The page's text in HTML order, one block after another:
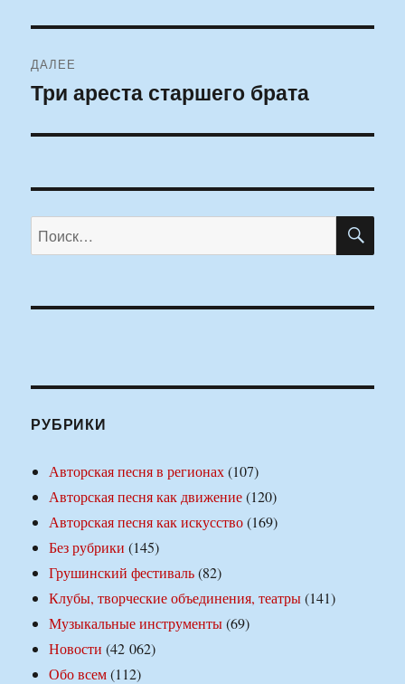
ДАЛЕЕ
Следующая
Три ареста старшего брата
Искать:
РУБРИКИ
Авторская песня в регионах(107)
Авторская песня как движение(120)
Авторская песня как искусство(169)
Без рубрики (145)
Грушинский фестиваль(82)
Клубы, творческие объединения, театры(141)
Музыкальные инструменты(69)
Новости (42 062)
Обо всем(112)